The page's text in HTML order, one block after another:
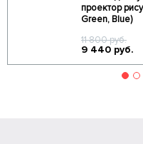
проектор
Green, Blue)
11 800руб.
9 440 руб.